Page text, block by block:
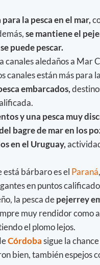
la pesca en el mar,
se mantiene el
puede pescar.
canales aledaños a Mar
canales están más para
embarcados,
y una pesca muy
bagre de mar en los
en el Uruguay,
bárbaro es el Paraná
en puntos
la pesca depejerrey
muy rendidor como
el plomo lejos.
Córdobasigue la
bien, también